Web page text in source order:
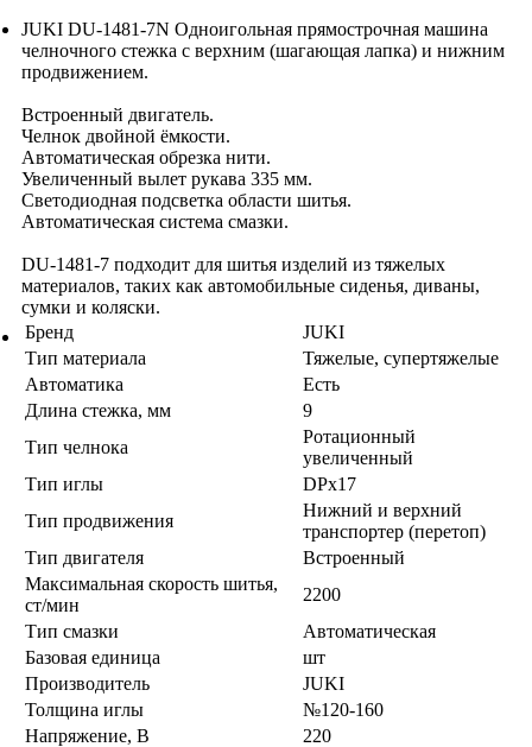
JUKI DU-1481-7N Одноигольная прямострочная машина
челночного стежка с верхним (шагающая лапка) и нижним
продвижением.
Встроенный двигатель.
Челнок двойной ёмкости.
Автоматическая обрезка нити.
Увеличенный вылет рукава 335 мм.
Светодиодная подсветка области шитья.
Автоматическая система смазки.
DU-1481-7 подходит для шитья изделий из тяжелых
материалов, таких как автомобильные сиденья, диваны,
сумки и коляски.
Бренд
JUKI
Тип материала
Тяжелые, супертяжелые
Автоматика
Есть
Длина стежка, мм
9
Тип челнока
Ротационный
увеличенный
Тип иглы
DPx17
Тип продвижения
Нижний и верхний
транспортер (перетоп)
Тип двигателя
Встроенный
Максимальная скорость шитья,
ст/мин
2200
Тип смазки
Автоматическая
Базовая единица
шт
Производитель
JUKI
Толщина иглы
№120-160
Напряжение, В
220